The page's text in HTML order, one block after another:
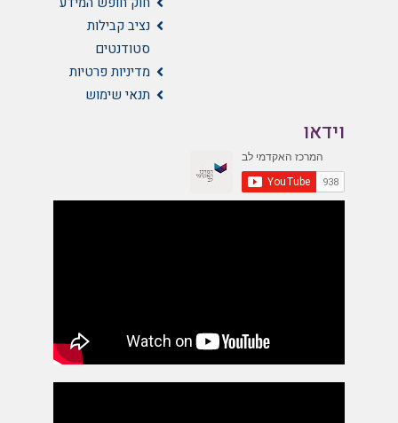
נציב קבילות
סטודנטים
מדיניות פרטיות
תנאי שימוש
וידאו